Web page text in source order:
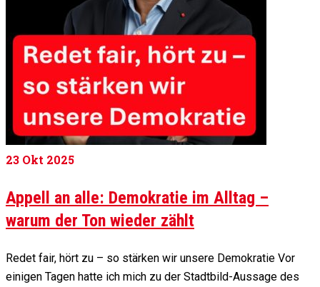
23 Okt 2025
Appell an alle: Demokratie im Alltag –
warum der Ton wieder zählt
Redet fair, hört zu – so stärken wir unsere Demokratie Vor
einigen Tagen hatte ich mich zu der Stadtbild-Aussage des